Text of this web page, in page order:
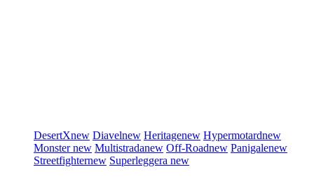
DesertXnew Diavelnew Heritagenew Hypermotardnew
Monsternew Multistradanew Off-Roadnew Panigalenew
Streetfighternew Superleggera new